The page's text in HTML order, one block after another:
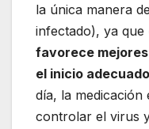
la única manera
infectado), ya que
favorece
el inicio
día, la
controlar el virus